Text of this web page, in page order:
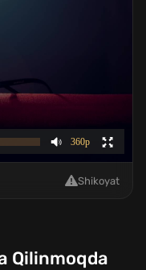
Shikoyat
Qilinmoqda